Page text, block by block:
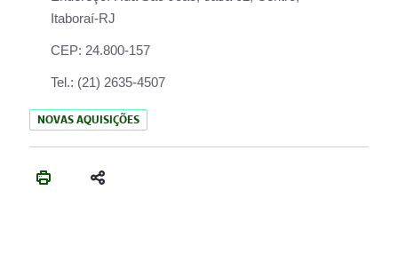
Itaboraí-RJ
CEP: 24.800-157
Tel.: (21) 2635-4507
NOVAS AQUISIÇÕES